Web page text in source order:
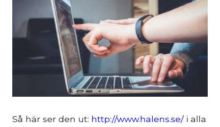
Så här ser den ut: http://www.halens.se/i alla